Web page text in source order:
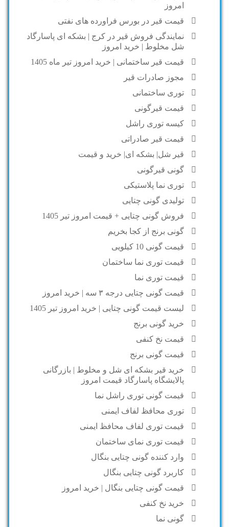
امروز
قیمت قیر در بورس فراورده های نفتی
نمایندگی فروش قیر در کرج | بشکه ای پاسارگاد
شل مخلوط | خرید امروز
قیمت قیر ساختمانی | خرید امروز تیر ماه 1405
مجوز صادرات قیر
توری ساختمانی
قیمت قیرگونی
کیسه توری راشل
قیمت قیر صادراتی
قیر شل| بشکه ای| خرید و قیمت
گونی قیرگونی
توری نما پلاستیکی
تولیدی گونی چتایی
فروش گونی چتایی + قیمت امروز تیر 1405
گونی برنج از کجا بخریم
قیمت گونی 10 کیلویی
قیمت توری نما ساختمان
قیمت توری نما
قیمت گونی چتایی درجه ۳ سه | خرید امروز
لیست قیمت گونی چتایی | خرید امروز تیر 1405
خرید گونی برنج
قیمت نخ کنفی
قیمت گونی برنج
خرید قیر بشکه ای شل و مخلوط | بازرگانی
پالایشگاه پاسارگاد قیمت امروز
قیمت گونی توری راشل نما
توری محافظ لفاف ایمنی
قیمت توری لفاف محافظ ایمنی
قیمت توری نمای ساختمان
وارد کننده گونی چتایی بنگال
کاربرد گونی چتایی بنگال
قیمت گونی چتایی بنگال | خرید امروز
خرید نخ کنفی
گونی نما